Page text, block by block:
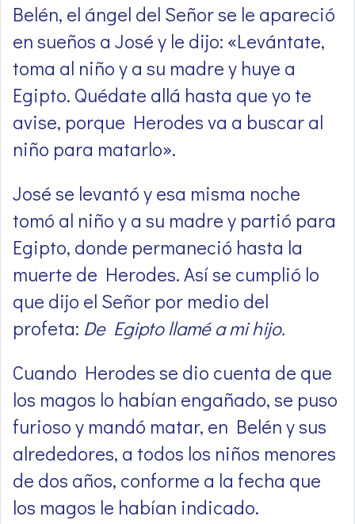
Belén, el ángel del Señor se le apareció
en sueños a José y le dijo: «Levántate,
toma al niño y a su madre y huye a
Egipto. Quédate allá hasta que yo te
avise, porque Herodes va a buscar al
niño para matarlo».
José se levantó y esa misma noche
tomó al niño y a su madre y partió para
Egipto, donde permaneció hasta la
muerte de Herodes. Así se cumplió lo
que dijo el Señor por medio del
profeta: De Egipto llamé a mi hijo.
Cuando Herodes se dio cuenta de que
los magos lo habían engañado, se puso
furioso y mandó matar, en Belén y sus
alrededores, a todos los niños menores
de dos años, conforme a la fecha que
los magos le habían indicado.